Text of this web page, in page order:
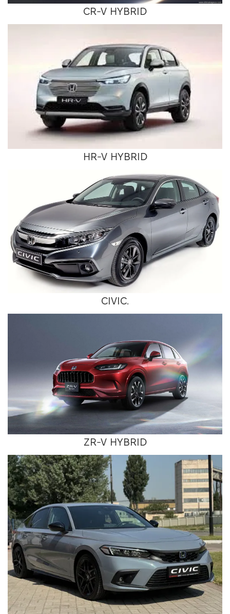
CR-V HYBRID
HR-V HYBRID
CIVIC.
ZR-V HYBRID